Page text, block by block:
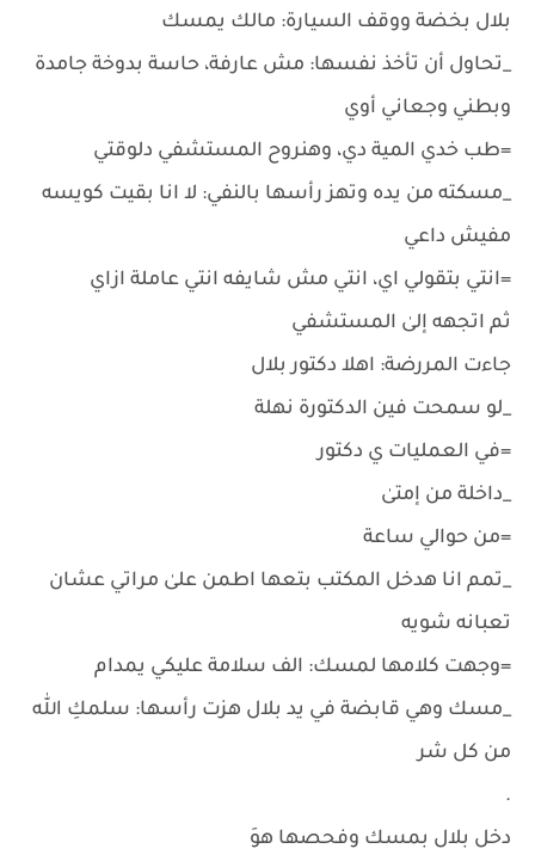
بلال بخضة ووقف السيارة: مالك يمسك
_تحاول أن تأخذ نفسها: مش عارفة، حاسة بدوخة جامدة
وبطني وجعاني أوي
=طب خدي المية دي، وهنروح المستشفي دلوقتي
_مسكته من يده وتهز رأسها بالنفي: لا انا بقيت كويسه
مفيش داعي
=انتي بتقولي اي، انتي مش شايفه انتي عاملة ازاي
ثم اتجهه إلىٰ المستشفي
جاءت المررضة: اهلا دكتور بلال
_لو سمحت فين الدكتورة نهلة
=في العمليات ي دكتور
_داخلة من إمتىٰ
=من حوالي ساعة
_تمم انا هدخل المكتب بتعها اطمن علىٰ مراتي عشان
تعبانه شويه
=وجهت كلامها لمسك: الف سلامة عليكي يمدام
_مسك وهي قابضة في يد بلال هزت رأسها: سلمكِ الله
من كل شر
.
دخل بلال بمسك وفحصها هوَ